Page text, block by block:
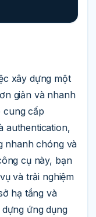
xây dựng một
giản và nhanh
cung cấp
authentication,
nhanh chóng và
cụ này, bạn
và trải nghiệm
hạ tầng và
ứng dụng